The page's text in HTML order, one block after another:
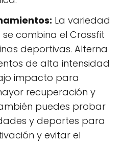
La variedad
combina el Crossfit
deportivas. Alterna
de alta intensidad
impacto para
recuperación y
puedes probar
y deportes para
y evitar el